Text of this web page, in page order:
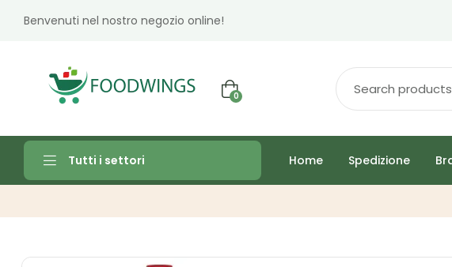
Benvenuti nel nostro negozio online!
0
Tutti i settori Home Spedizione